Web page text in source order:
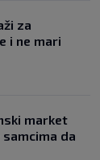
za
i ne mari
market
da